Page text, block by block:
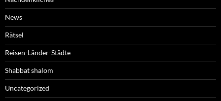
News
Rätsel
Reisen-Länder-Städte
Shabbat shalom
Uncategorized